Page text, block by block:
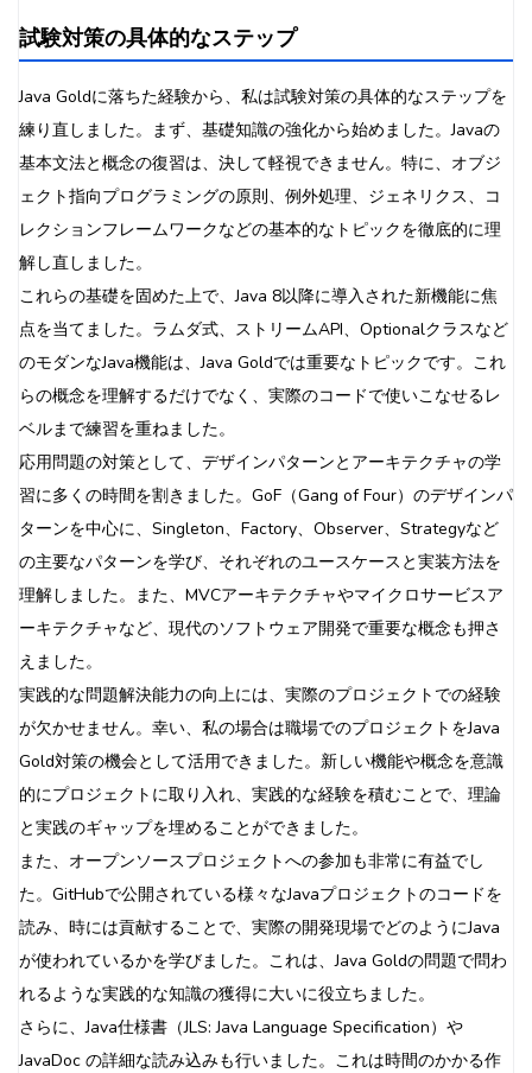
試験対策の具体的なステップ
Java Goldに落ちた経験から、私は試験対策の具体的なステップを
練り直しました。まず、基礎知識の強化から始めました。Javaの
基本文法と概念の復習は、決して軽視できません。特に、オブジ
ェクト指向プログラミングの原則、例外処理、ジェネリクス、コ
レクションフレームワークなどの基本的なトピックを徹底的に理
解し直しました。
これらの基礎を固めた上で、Java 8以降に導入された新機能に焦
点を当てました。ラムダ式、ストリームAPI、Optionalクラスなど
のモダンなJava機能は、Java Goldでは重要なトピックです。これ
らの概念を理解するだけでなく、実際のコードで使いこなせるレ
ベルまで練習を重ねました。
応用問題の対策として、デザインパターンとアーキテクチャの学
習に多くの時間を割きました。GoF（Gang of Four）のデザインパ
ターンを中心に、Singleton、Factory、Observer、Strategyなど
の主要なパターンを学び、それぞれのユースケースと実装方法を
理解しました。また、MVCアーキテクチャやマイクロサービスア
ーキテクチャなど、現代のソフトウェア開発で重要な概念も押さ
えました。
実践的な問題解決能力の向上には、実際のプロジェクトでの経験
が欠かせません。幸い、私の場合は職場でのプロジェクトをJava
Gold対策の機会として活用できました。新しい機能や概念を意識
的にプロジェクトに取り入れ、実践的な経験を積むことで、理論
と実践のギャップを埋めることができました。
また、オープンソースプロジェクトへの参加も非常に有益でし
た。GitHubで公開されている様々なJavaプロジェクトのコードを
読み、時には貢献することで、実際の開発現場でどのようにJava
が使われているかを学びました。これは、Java Goldの問題で問わ
れるような実践的な知識の獲得に大いに役立ちました。
さらに、Java仕様書（JLS: Java Language Specification）や
JavaDoc の詳細な読み込みも行いました。これは時間のかかる作